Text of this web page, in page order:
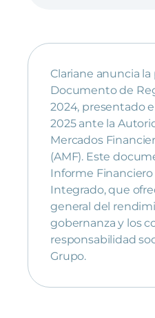
Clariane anuncia
Documento de
2024, presentado
2025 ante la
Mercados
(AMF). Este
Informe
Integrado, que
general del
gobernanza y los
responsabilidad
Grupo.